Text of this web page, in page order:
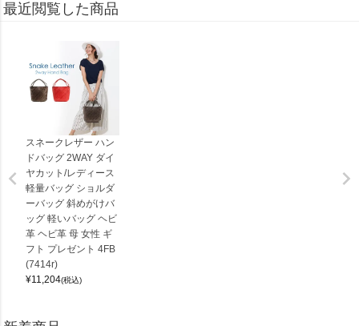
最近閲覧した商品
スネークレザー ハン
ドバッグ 2WAY ダイ
ヤカット/レディース
軽量バッグ ショルダ
ーバッグ 斜めがけバ
ッグ 軽いバッグ ヘビ
革 ヘビ革 母 女性 ギ
フト プレゼント 4FB
(7414r)
¥11,204(税込)